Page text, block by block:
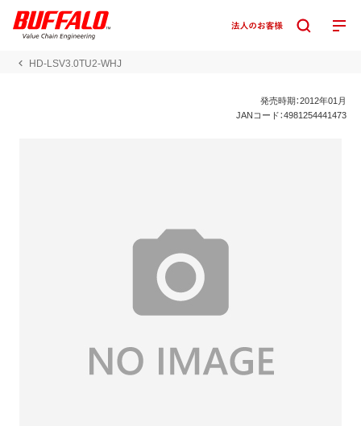
HD-LSV3.0TU2-WHJ
発売時期：2012年01月
JANコード：4981254441473